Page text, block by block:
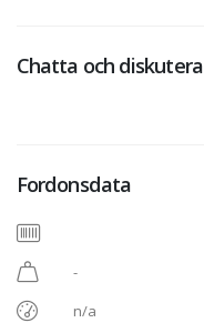
Chatta och diskutera
Fordonsdata
-
n/a